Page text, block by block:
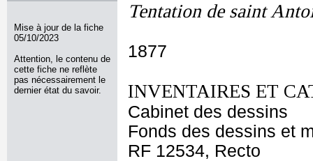
Mise à jour de la fiche
05/10/2023
Attention, le contenu de
cette fiche ne reflète
pas nécessairement le
dernier état du savoir.
Tentation de saint
1877
INVENTAIRES ET
Cabinet des dessins
Fonds des dessins et
RF 12534, Recto